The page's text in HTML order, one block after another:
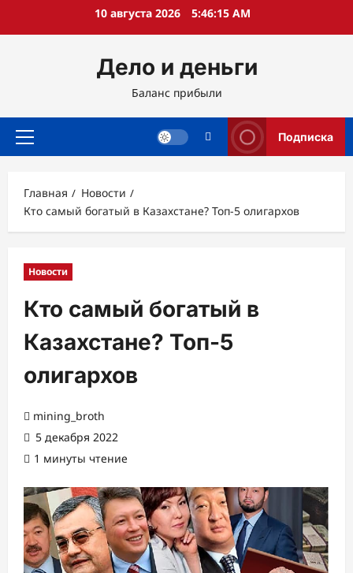
10 августа 2026 5:46:16 AM
Дело и деньги
Баланс прибыли
Основное
Подписка
Главная
Новости
Кто самый богатый в Казахстане? Топ-5 олигархов
Новости
Кто самый богатый в
Казахстане? Топ-5
олигархов
mining_broth
5 декабря 2022
1 минуты чтение